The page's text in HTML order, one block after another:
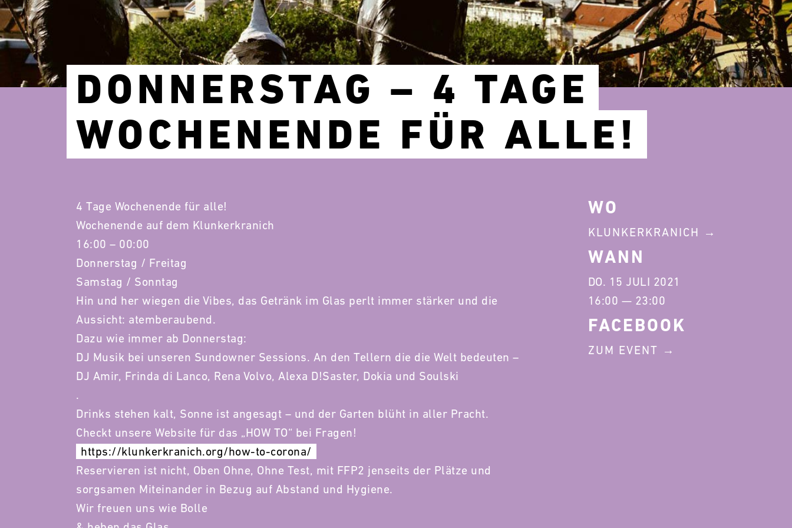
DONNERSTAG – 4 TAGE
WOCHENENDE FÜR ALLE!
4 Tage Wochenende für alle!
Wochenende auf dem Klunkerkranich
16:00 – 00:00
Donnerstag / Freitag
Samstag / Sonntag
Hin und her wiegen die Vibes, das Getränk im Glas perlt immer stärker und die
Aussicht: atemberaubend.
Dazu wie immer ab Donnerstag:
DJ Musik bei unseren Sundowner Sessions. An den Tellern die die Welt bedeuten –
DJ Amir, Frinda di Lanco, Rena Volvo, Alexa D!Saster, Dokia und Soulski
.
Drinks stehen kalt, Sonne ist angesagt – und der Garten blüht in aller Pracht.
Checkt unsere Website für das „HOW TO“ bei Fragen!
https://klunkerkranich.org/how-to-corona/
Reservieren ist nicht, Oben Ohne, Ohne Test, mit FFP2 jenseits der Plätze und
sorgsamen Miteinander in Bezug auf Abstand und Hygiene.
Wir freuen uns wie Bolle
WO
KLUNKERKRANICH
WANN
DO. 15 JULI 2021
16:00 — 23:00
FACEBOOK
ZUM EVENT